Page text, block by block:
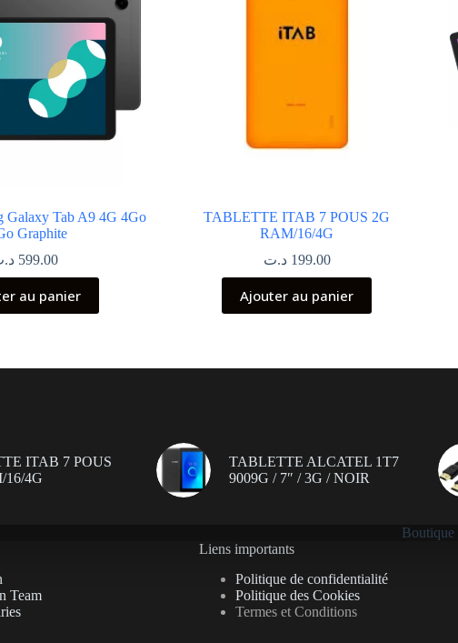
Galaxy Tab A9 4G 4Go
Graphite
599.00
au panier
TABLETTE ITAB 7 POUS 2G
RAM/16/4G
199.00 د.ت
Ajouter au panier
ITAB 7 POUS
16/4G
TABLETTE ALCATEL 1T7
9009G / 7″ / 3G / NOIR
Boutique
Team
Liens importants
Politique de confidentialité
Politique des Cookies
Termes et Conditions